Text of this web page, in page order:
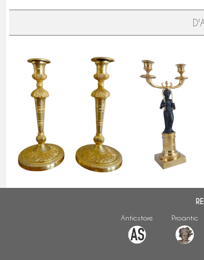
Paire de flambeaux bougeoirs
Empire en bronze doré au mercure
- travail Russe ou Suédois
Paire de
Consulat en
- 35,5cm
Anticstore Proantic